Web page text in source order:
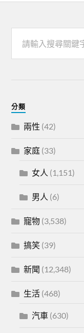
分類
兩性 (42)
家庭 (33)
女人 (1,151)
男人 (6)
寵物 (3,538)
搞笑 (39)
新聞 (12,348)
生活 (468)
汽車 (630)